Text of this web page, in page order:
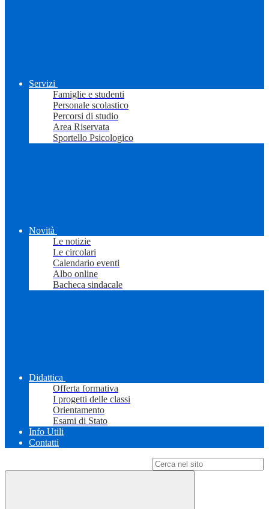
Servizi
Famiglie e studenti
Personale scolastico
Percorsi di studio
Area Riservata
Sportello Psicologico
Novità
Le notizie
Le circolari
Calendario eventi
Albo online
Bacheca sindacale
Didattica
Offerta formativa
I progetti delle classi
Orientamento
Esami di Stato
Info Utili
Contatti